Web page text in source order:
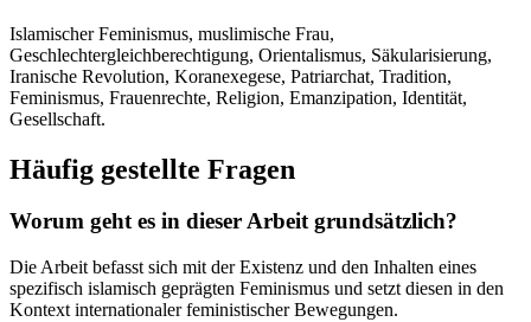
Islamischer Feminismus, muslimische Frau,
Geschlechtergleichberechtigung, Orientalismus, Säkularisierung,
Iranische Revolution, Koranexegese, Patriarchat, Tradition,
Feminismus, Frauenrechte, Religion, Emanzipation, Identität,
Gesellschaft.
Häufig gestellte Fragen
Worum geht es in dieser Arbeit grundsätzlich?
Die Arbeit befasst sich mit der Existenz und den Inhalten eines
spezifisch islamisch geprägten Feminismus und setzt diesen in den
Kontext internationaler feministischer Bewegungen.